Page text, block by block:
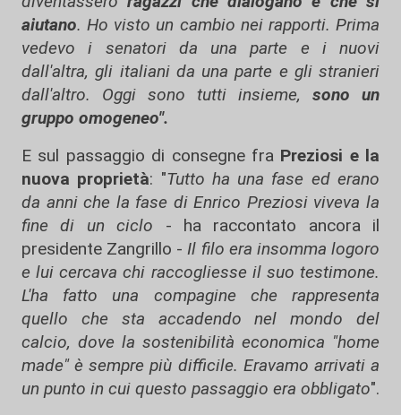
aiutano. Ho visto un cambio nei rapporti. Prima
vedevo i senatori da una parte e i nuovi
dall'altra, gli italiani da una parte e gli stranieri
dall'altro. Oggi sono tutti insieme, sono un
gruppo omogeneo".
E sul passaggio di consegne fra Preziosi e la
nuova proprietà: "Tutto ha una fase ed erano
da anni che la fase di Enrico Preziosi viveva la
fine di un ciclo - ha raccontato ancora il
presidente Zangrillo -Il filo era insomma logoro
e lui cercava chi raccogliesse il suo testimone.
L'ha fatto una compagine che rappresenta
quello che sta accadendo nel mondo del
calcio, dove la sostenibilità economica "home
made" è sempre più difficile. Eravamo arrivati a
un punto in cui questo passaggio era obbligato".